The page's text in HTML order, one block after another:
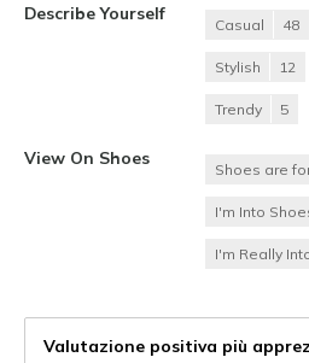
Describe Yourself
Casual 48
Stylish 12
Trendy 5
View On Shoes
Shoes are
I'm Into
I'm Really
Valutazione positiva più